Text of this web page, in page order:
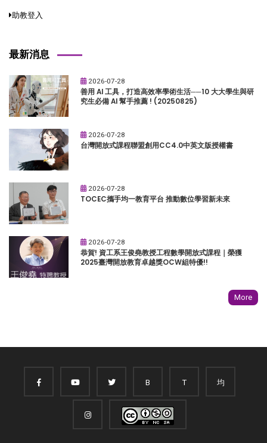
助教登入
最新消息
2026-07-28
善用 AI 工具，打造高效率學術生活──10 大大學生與研
究生必備 AI 幫手推薦 ! (20250825)
2026-07-28
台灣開放式課程聯盟創用CC4.0中英文版授權書
2026-07-28
TOCEC攜手均一教育平台 推動數位學習新未來
2026-07-28
恭賀! 資工系王俊堯教授工程數學開放式課程｜榮獲
2025臺灣開放教育卓越獎OCW組特優!!
More
B T 均